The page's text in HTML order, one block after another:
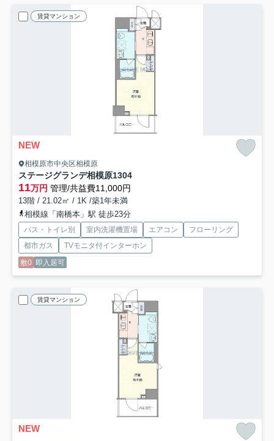
賃貸マンション
NEW
相模原市中央区相模原
ステージグランデ相模原1304
11万円 管理/共益費11,000円
13階 / 21.02㎡ / 1K /築1年未満
相模線「南橋本」駅 徒歩23分
バス・トイレ別 室内洗濯機置場 エアコン
フローリング
都市ガス
TVモニタ付インターホン
敷0 即入居可
賃貸マンション
NEW